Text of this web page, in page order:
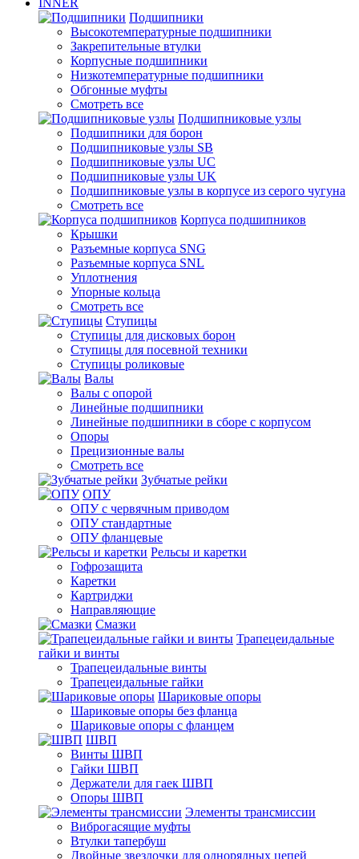
INNER
Подшипники
Высокотемпературные подшипники
Закрепительные втулки
Корпусные подшипники
Низкотемпературные подшипники
Обгонные муфты
Смотреть все
Подшипниковые узлы
Подшипники для борон
Подшипниковые узлы SB
Подшипниковые узлы UC
Подшипниковые узлы UK
Подшипниковые узлы в корпусе из серого чугуна
Смотреть все
Корпуса подшипников
Крышки
Разъемные корпуса SNG
Разъемные корпуса SNL
Уплотнения
Упорные кольца
Смотреть все
Ступицы
Ступицы для дисковых борон
Ступицы для посевной техники
Ступицы роликовые
Валы
Валы с опорой
Линейные подшипники
Линейные подшипники в сборе с корпусом
Опоры
Прецизионные валы
Смотреть все
Зубчатые рейки
ОПУ
ОПУ с червячным приводом
ОПУ стандартные
ОПУ фланцевые
Рельсы и каретки
Гофрозащита
Каретки
Картриджи
Направляющие
Смазки
Трапецеидальные
гайки и винты
Трапецеидальные винты
Трапецеидальные гайки
Шариковые опоры
Шариковые опоры без фланца
Шариковые опоры с фланцем
ШВП
Винты ШВП
Гайки ШВП
Держатели для гаек ШВП
Опоры ШВП
Элементы трансмиссии
Виброгасящие муфты
Втулки тапербуш
Двойные звездочки для однорядных цепей